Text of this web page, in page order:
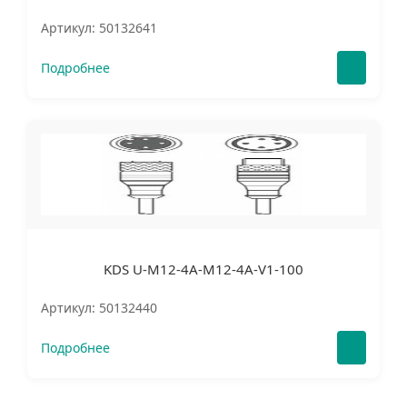
Артикул: 50132641
Подробнее
KDS U-M12-4A-M12-4A-V1-100
Артикул: 50132440
Подробнее